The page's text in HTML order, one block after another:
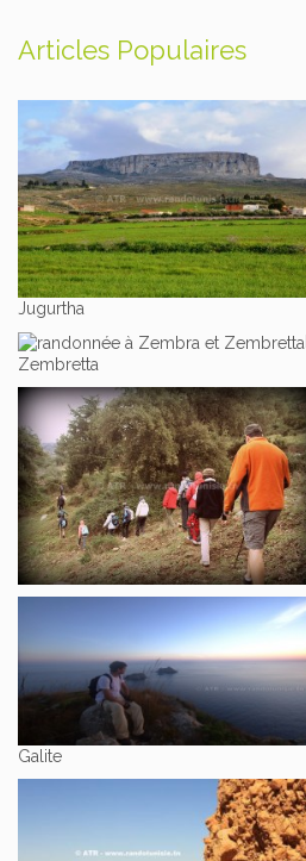
Articles Populaires
Jugurtha
Zembretta
Galite